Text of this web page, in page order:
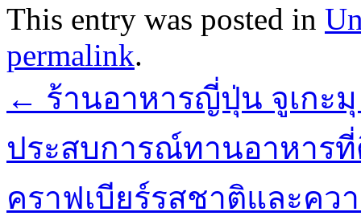
This entry was posted in
permalink.
← ร้านอาหารญี่ปุ่น จูเกะ
ประสบการณ์ทานอาหาร
คราฟเบียร์รสชาติและค